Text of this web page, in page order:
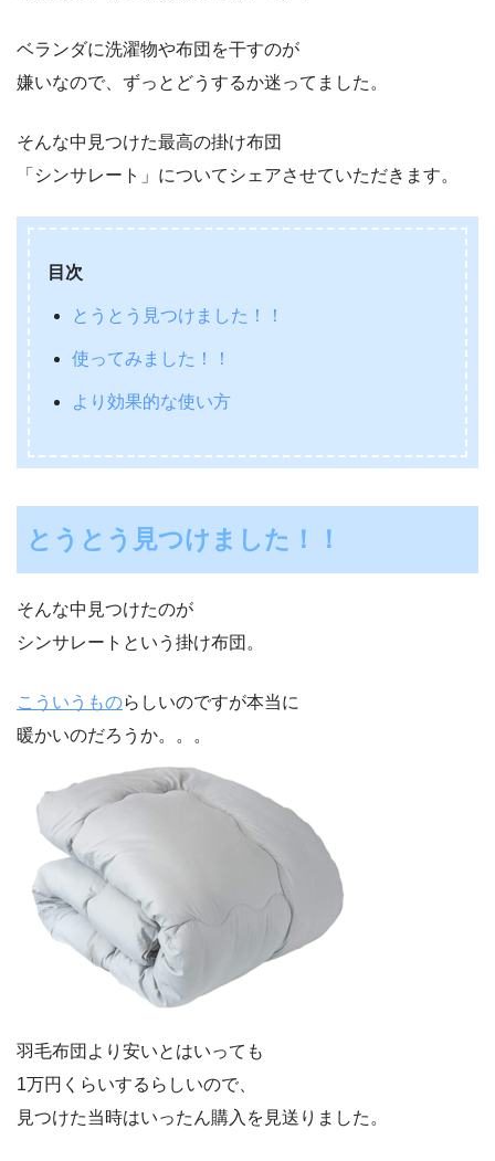
ベランダに洗濯物や布団を干すのが
嫌いなので、ずっとどうするか迷ってました。
そんな中見つけた最高の掛け布団
「シンサレート」についてシェアさせていただきます。
目次
とうとう見つけました！！
使ってみました！！
より効果的な使い方
とうとう見つけました！！
そんな中見つけたのが
シンサレートという掛け布団。
こういうものらしいのですが本当に
暖かいのだろうか。。。
羽毛布団より安いとはいっても
1万円くらいするらしいので、
見つけた当時はいったん購入を見送りました。